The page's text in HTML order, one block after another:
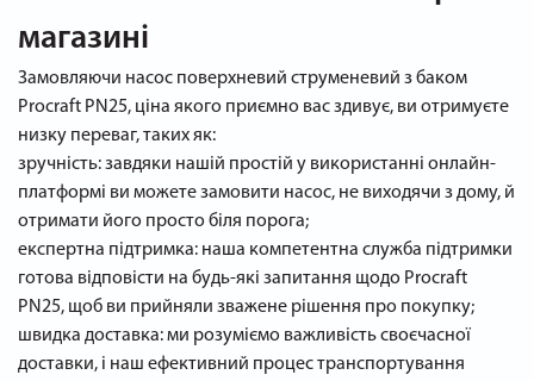
магазині
Замовляючи насос поверхневий струменевий з баком
Procraft PN25, ціна якого приємно вас здивує, ви отримуєте
низку переваг, таких як:
зручність: завдяки нашій простій у використанні онлайн-
платформі ви можете замовити насос, не виходячи з дому, й
отримати його просто біля порога;
експертна підтримка: наша компетентна служба підтримки
готова відповісти на будь-які запитання щодо Procraft
PN25, щоб ви прийняли зважене рішення про покупку;
швидка доставка: ми розуміємо важливість своєчасної
доставки, і наш ефективний процес транспортування